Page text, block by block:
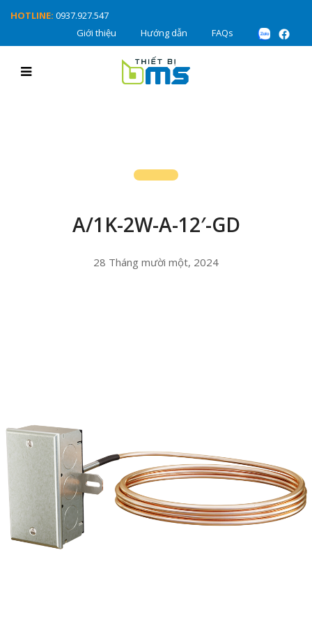
HOTLINE: 0937.927.547
Giới thiệu
Hướng dẫn FAQs
A/1K-2W-A-12′-GD
28 Tháng mười một, 2024